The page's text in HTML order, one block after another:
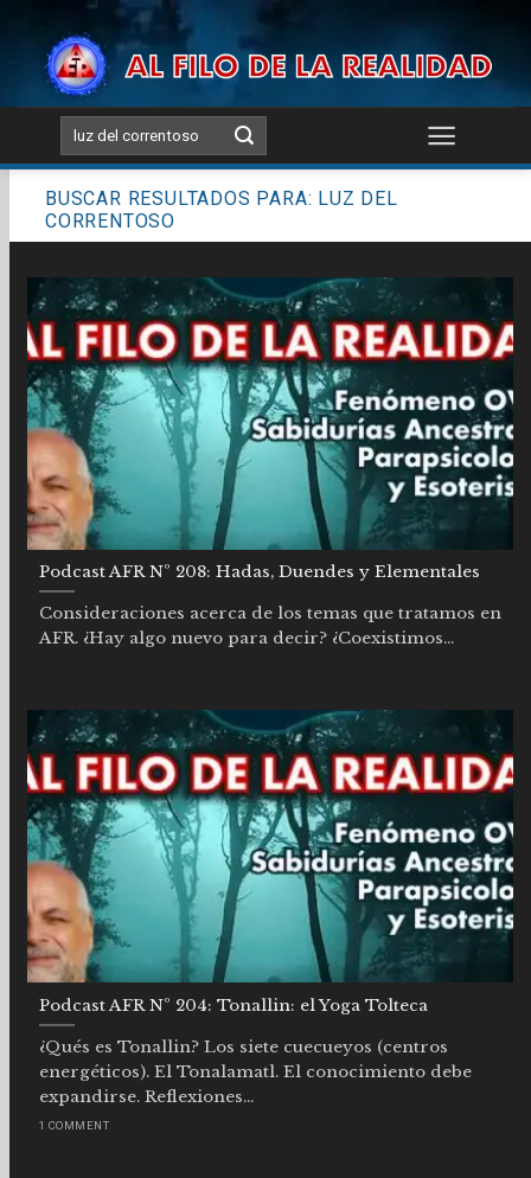
content
BUSCAR RESULTADOS PARA: LUZ DEL
CORRENTOSO
Podcast AFR Nº 208: Hadas, Duendes y Elementales
Consideraciones acerca de los temas que tratamos en
AFR. ¿Hay algo nuevo para decir? ¿Coexistimos...
Podcast AFR Nº 204: Tonallin: el Yoga Tolteca
¿Qués es Tonallin? Los siete cuecueyos (centros
energéticos). El Tonalamatl. El conocimiento debe
expandirse. Reflexiones...
1 COMMENT